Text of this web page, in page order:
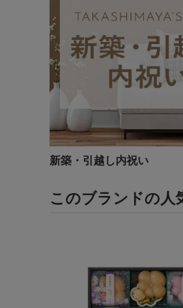
新築・引越し内祝い
このブランドの人